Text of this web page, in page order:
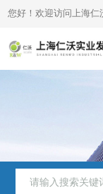
您好！欢迎访问上海仁